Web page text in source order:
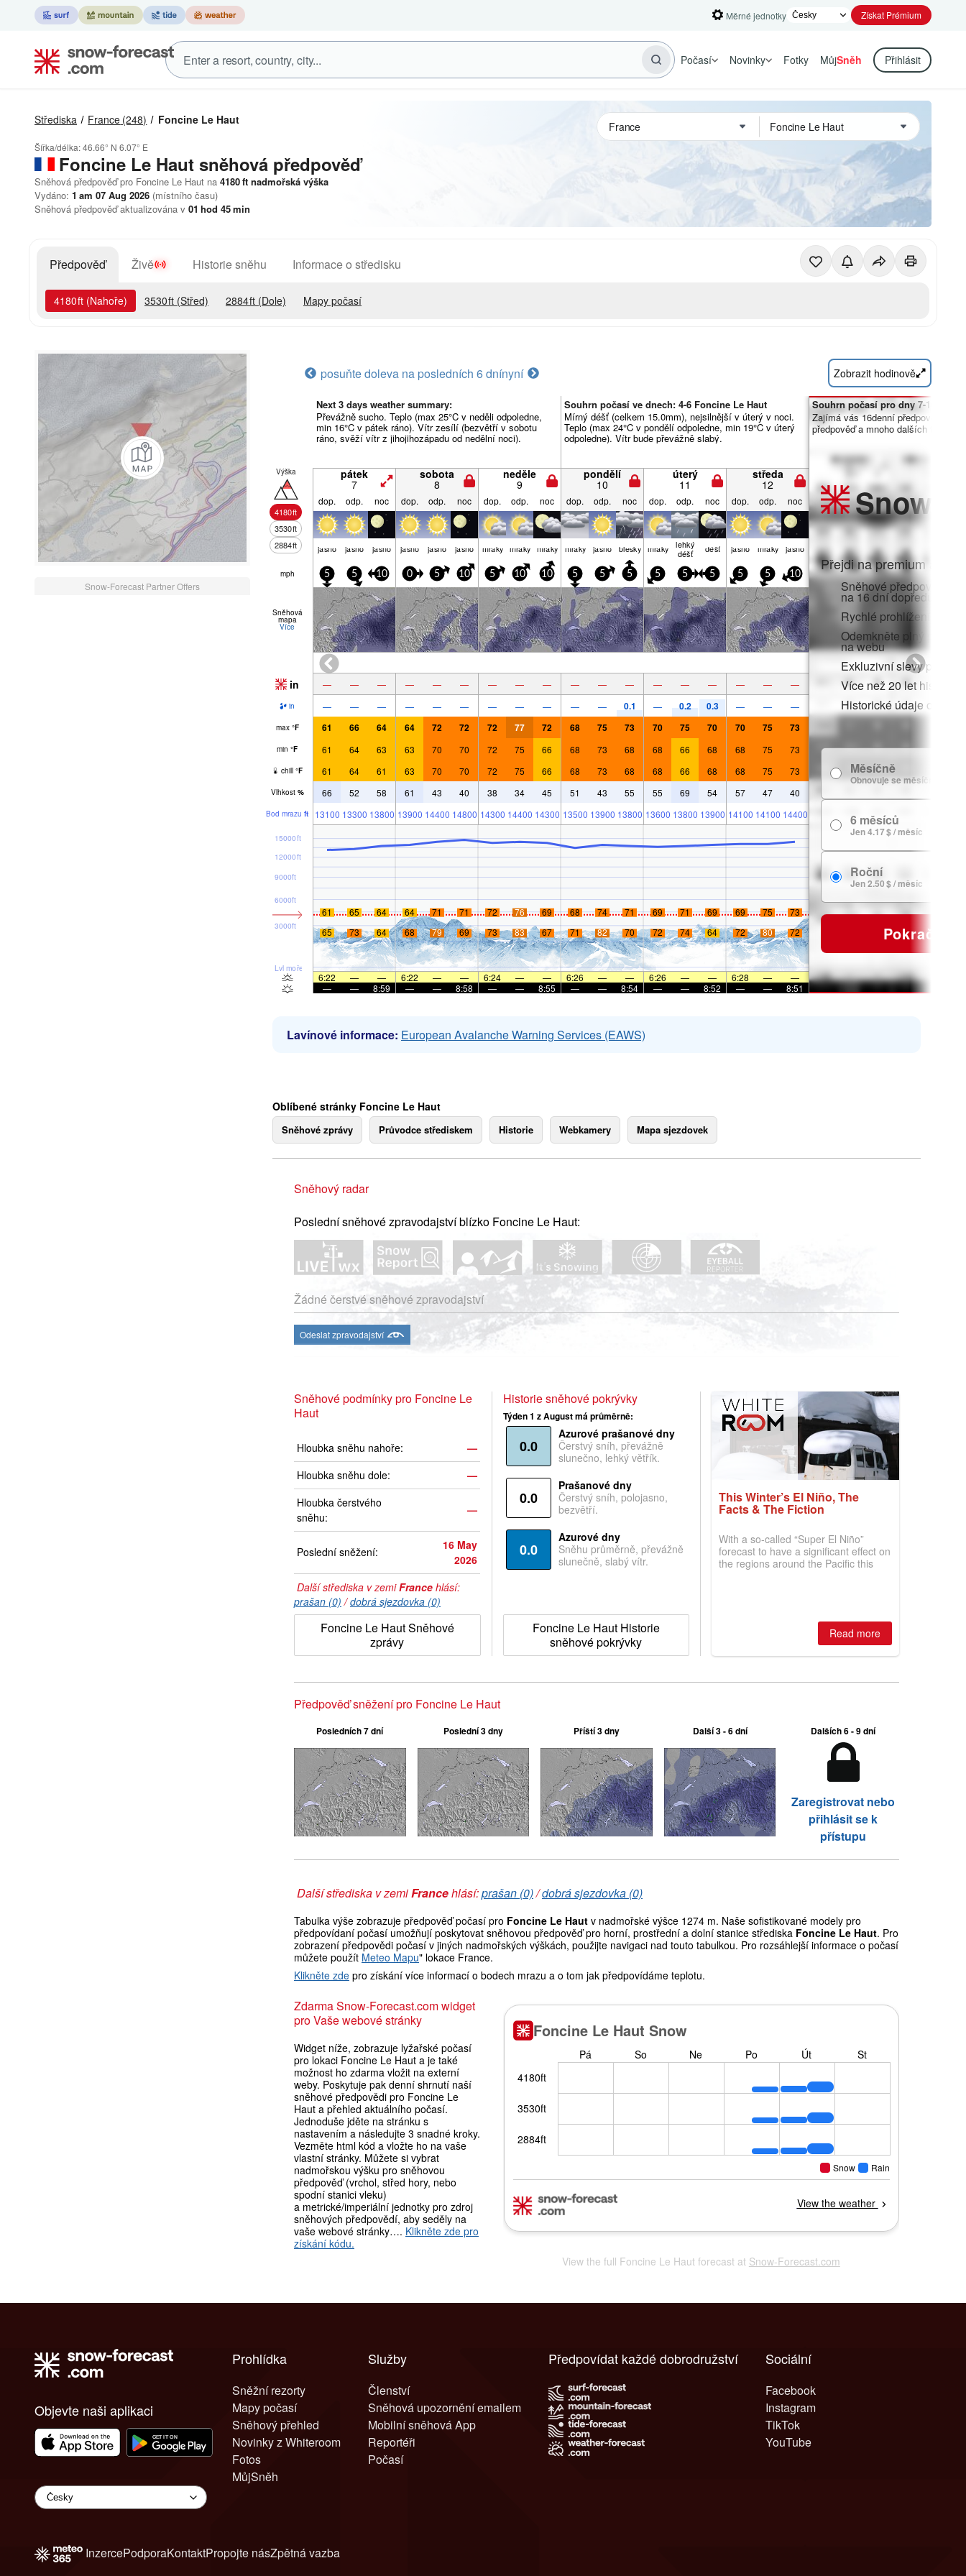
Měrné jednotky Získat Prémium
Počasí Novinky Fotky MůjSněh Přihlásit
Střediska France (248) Foncine Le Haut
Šířka/délka:46.66° N 6.07° E
Foncine Le Haut sněhová předpověď
Sněhová předpověď pro Foncine Le Haut na 4180ft nadmořská výška
Vydáno: 1 am 07 Aug 2026 (místního času)
Sněhová předpověď aktualizována v 01 hod 45min
Předpověď Živě Historie sněhu Informace o středisku
4180ft (Nahoře) 3530ft (Střed) 2884ft (Dole) Mapy počasí
Snow-Forecast Partner Offers
posuňte doleva na posledních 6 dnínyní Zobrazit hodinově
Next 3 days weather summary:
Převážně sucho. Teplo (max 25°C v neděli odpoledne,
min 16°C v pátek ráno). Vítr zesílí (bezvětří v sobotu
ráno, svěží vítr z jihojihozápadu od nedělní noci).
Souhrn počasí ve dnech: 4-6 Foncine Le Haut
Mírný déšť (celkem 15.0mm), nejsilnější v úterý v noci.
Teplo (max 24°C v pondělí odpoledne, min 19°C v úterý
odpoledne). Vítr bude převážně slabý.
Výška
4180ft
3530ft
2884ft
pátek
7
sobota
8
neděle
9
pondělí
10
úterý
11
středa
12
dop. odp. noc dop. odp. noc dop. odp. noc dop. odp. noc dop. odp. noc dop. odp. noc
jasno jasno jasno jasno jasno jasno mraky mraky mraky mraky jasno blesky mraky lehký
déšť déšť jasno mraky jasno
mph 5 5 10 0 5 10 5 10 10 5 5 5 5 5 5 5 5 10
Sněhová
mapa
Více
in — — — — — — — — — — — — — — — — — —
in — — — — — — — — — — — 0.1 — 0.2 0.3 — — —
max °F 61 66 64 64 72 72 72 77 72 68 75 73 70 75 70 70 75 73
min °F 61 64 63 63 70 70 72 75 66 68 73 68 68 66 68 68 75 73
chill °F 61 64 61 63 70 70 72 75 66 68 73 68 68 66 68 68 75 73
Vlhkost % 66 52 58 61 43 40 38 34 45 51 43 55 55 69 54 57 47 40
Bod mrazu ft 13100 13300 13800 13900 14400 14800 14300 14400 14300 13500 13900 13800 13600 13800 13900 14100 14100 14400
Lvl moře
3000ft
6000ft
9000ft
12000ft
15000ft
61 65 64 64 71 71 72 76 69 68 74 71 69 71 69 69 75
73
65
73 64 68 79 69 73 83 67 71 82 70 72 74 64 72 80 72
6:22 — — 6:22 — — 6:24 — — 6:26 — — 6:26 — — 6:28 —
—
—
— 8:59 — — 8:58 — — 8:55 — — 8:54 — — 8:52 — — 8:51
Souhrn počasí pro dny 7-16:
Zajímá vás 16denní předpověď?
předpověď a mnoho dalších funkcí
Snow
Přejdi na premium a
Sněhové předpovědi
na 16 dní dopředu
Rychlé prohlížení bez
Odemkněte plný
na webu
Exkluzivní slevy pro
Více než 20 let historie
Historické údaje o
Měsíčně
Obnovuje se měsíčně
6 měsíců
Jen 4.17 $ / měsíc
Roční
Jen 2.50 $ / měsíc
Pokračovat
Lavínové informace: European Avalanche Warning Services (EAWS)
Oblíbené stránky Foncine Le Haut
Sněhové zprávy Průvodce střediskem Historie Webkamery Mapa sjezdovek
Sněhový radar
Poslední sněhové zpravodajství blízko Foncine Le Haut:
Žádné čerstvé sněhové zpravodajství
Odeslat zpravodajství
Sněhové podmínky pro Foncine Le
Haut
Hloubka sněhu nahoře:
—
Hloubka sněhu dole:
—
Hloubka čerstvého
sněhu:
—
Poslední sněžení:
16 May
2026
Další střediska v zemiFrance hlásí:
prašan (0) /dobrá sjezdovka (0)
Foncine Le Haut Sněhové
zprávy
Historie sněhové pokrývky
Týden 1 z August má průměrně:
0.0
Azurové prašanové dny
Čerstvý sníh, převážně
slunečno, lehký větřík.
0.0
Prašanové dny
Čerstvý sníh, polojasno,
bezvětří.
0.0
Azurové dny
Sněhu průměrně, převážně
slunečně, slabý vítr.
Foncine Le Haut Historie
sněhové pokrývky
This Winter’s El Niño, The
Facts & The Fiction
With a so-called “Super El Niño”
forecast to have a significant effect on
the regions around the Pacific this
Read more
Předpověď sněžení pro Foncine Le Haut
Posledních 7 dní Poslední 3 dny Příští 3 dny Další 3 - 6 dní Dalších 6 - 9 dní
Zaregistrovat nebo
přihlásit se k
přístupu
Další střediska v zemiFrancehlásí:prašan (0)/dobrá sjezdovka (0)
Tabulka výše zobrazuje předpověď počasí pro Foncine Le Haut v nadmořské výšce 1274 m. Naše sofistikované modely pro
předpovídaní počasí umožňují poskytovat sněhovou předpověď pro horní, prostřední a dolní stanice střediska Foncine Le Haut. Pro
zobrazení předpovědi počasí v jiných nadmořských výškách, použijte navigaci nad touto tabulkou. Pro rozsáhlejší informace o počasí
můžete použít Meteo Mapu" lokace France.
Klikněte zde pro získání více informací o bodech mrazu a o tom jak předpovídáme teplotu.
Zdarma Snow-Forecast.com widget
pro Vaše webové stránky
Widget níže, zobrazuje lyžařské počasí
pro lokaci Foncine Le Haut a je také
možnost ho zdarma vložit na externí
weby. Poskytuje pak denní shrnutí naší
sněhové předpovědi pro Foncine Le
Haut a přehled aktuálního počasí.
Jednoduše jděte na stránku s
nastavením a následujte 3 snadné kroky.
Vezměte html kód a vložte ho na vaše
vlastní stránky. Můžete si vybrat
nadmořskou výšku pro sněhovou
předpověď (vrchol, střed hory, nebo
spodní stanici vleku)
a metrické/imperiální jednotky pro zdroj
sněhových předpovědí, aby seděly na
vaše webové stránky…. Klikněte zde pro
získání kódu.
View the full Foncine Le Haut forecast at Snow-Forecast.com
Objevte naši aplikaci
Prohlídka
Sněžní rezorty
Mapy počasí
Sněhový přehled
Novinky z Whiteroom
Fotos
MůjSněh
Služby
Členství
Sněhová upozornění emailem
Mobilní sněhová App
Reportéři
Počasí
Sociální
Facebook
Instagram
TikTok
YouTube
Předpovídat každé dobrodružství
InzercePodporaKontaktPropojte násZpětná vazba